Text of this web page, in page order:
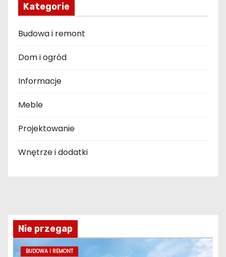
Kategorie
Budowa i remont
Dom i ogród
Informacje
Meble
Projektowanie
Wnętrze i dodatki
Nie przegap
BUDOWA I REMONT